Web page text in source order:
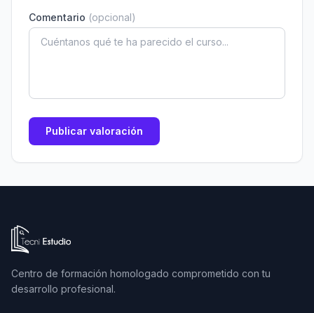
Comentario (opcional)
Publicar valoración
Ir a la página de inicio de Tecni Estudio
Centro de formación homologado comprometido con tu
desarrollo profesional.